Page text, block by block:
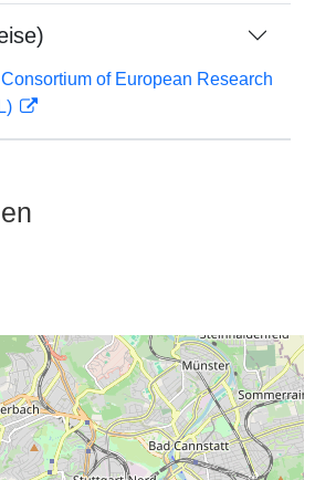
of European Research